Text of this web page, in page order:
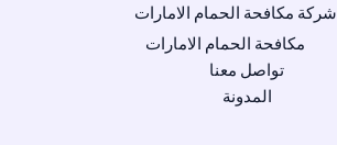
شركة مكافحة الحمام الامارات
مكافحة الحمام الامارات
تواصل معنا
المدونة